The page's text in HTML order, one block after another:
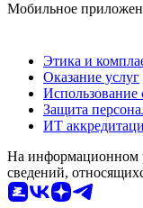
Мобильное
Этика и
Оказание услуг
Использование
Защита
ИТ
На информационном
сведений,